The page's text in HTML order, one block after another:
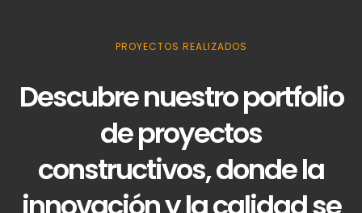
PROYECTOS REALIZADOS
Descubre nuestro portfolio
de proyectos
constructivos, donde la